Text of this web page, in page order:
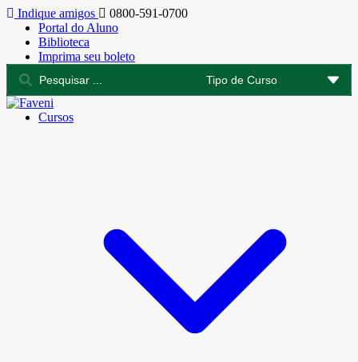
Indique amigos
0800-591-0700
Portal do Aluno
Biblioteca
Imprima seu boleto
Cursos